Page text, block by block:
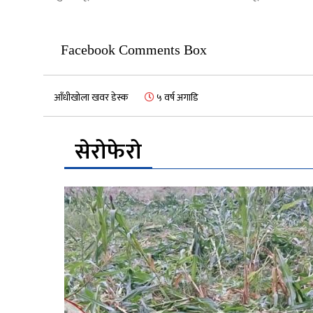
Facebook Comments Box
आँधीखोला खवर डेस्क ५ वर्ष अगाडि
सेरोफेरो